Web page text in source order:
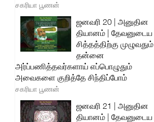
சகரியா பூணன்
ஜனவரி 20 | அனுதின
தியானம் | தேவனுடைய
சித்தத்திற்கு முழுவதும்
தன்னை
அர்ப்பணித்தவர்களாய் எப்பொழுதும்
அவைகளை குறித்தே சிந்திப்போம்
சகரியா பூணன்
ஜனவரி 21 | அனுதின
தியானம் | தேவனுடைய